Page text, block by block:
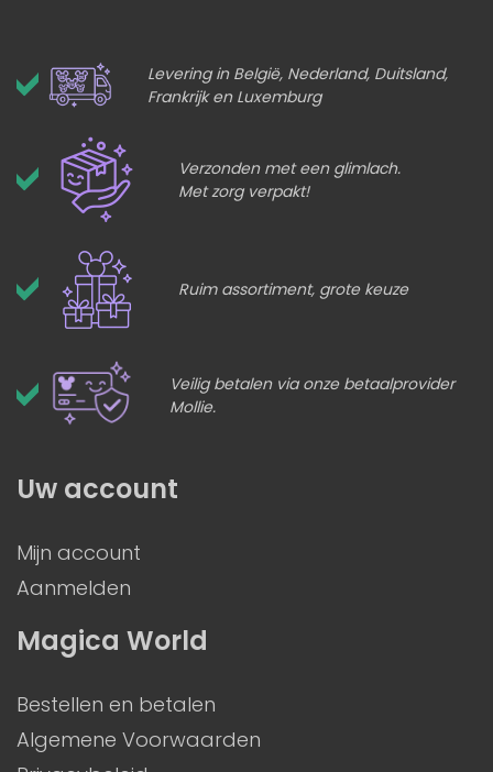
Levering in België, Nederland, Duitsland,
Frankrijk en Luxemburg
Verzonden met een glimlach.
Met zorg verpakt!
Ruim assortiment, grote keuze
Veilig betalen via onze betaalprovider
Mollie.
Magica World
Bestellen en betalen
Algemene Voorwaarden
Uw account
Mijn account
Aanmelden